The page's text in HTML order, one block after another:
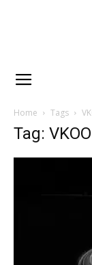
Home Tags
Tag: